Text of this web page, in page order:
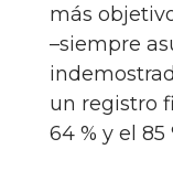
más
–siempre
un registro
64 % y el 85